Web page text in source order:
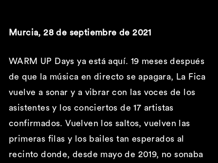
Murcia, 28 de septiembre de 2021
WARM UP Days ya está aquí. 19 meses después
de que la música en directo se apagara, La Fica
vuelve a sonar y a vibrar con las voces de los
asistentes y los conciertos de 17 artistas
confirmados. Vuelven los saltos, vuelven las
primeras filas y los bailes tan esperados al
recinto donde, desde mayo de 2019, no sonaba